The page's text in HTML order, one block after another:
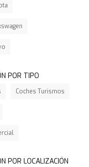
POR TIPO
Coches Turismos
POR LOCALIZACIÓN